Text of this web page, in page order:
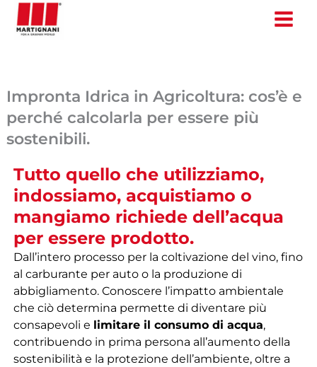
Impronta Idrica in Agricoltura: cos’è e
perché calcolarla per essere più
sostenibili.
Tutto quello che utilizziamo,
indossiamo, acquistiamo o
mangiamo richiede dell’acqua
per essere prodotto.
Dall’intero processo per la coltivazione del vino, fino
al carburante per auto o la produzione di
abbigliamento. Conoscere l’impatto ambientale
che ciò determina permette di diventare più
consapevoli e limitare il consumo di acqua,
contribuendo in prima persona all’aumento della
sostenibilità e la protezione dell’ambiente, oltre a